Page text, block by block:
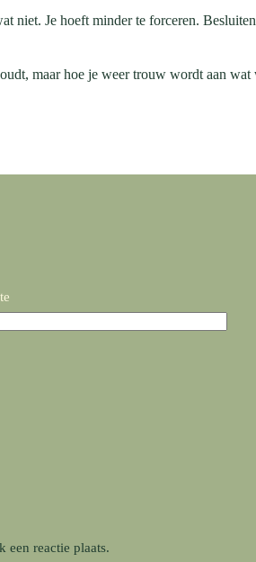
Je hoeft minder te forceren.
maar hoe je weer trouw wordt aan
een reactie plaats.